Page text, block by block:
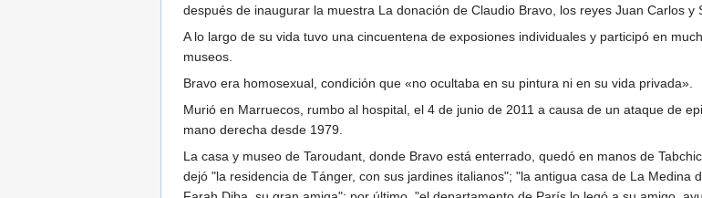
después de inaugurar la muestra La donación de Claudio Bravo, los reyes Juan Carlos
A lo largo de su vida tuvo una cincuentena de exposiones individuales y participó en
museos.
Bravo era homosexual, condición que «no ocultaba en su pintura ni en su vida privada».
Murió en Marruecos, rumbo al hospital, el 4 de junio de 2011 a causa de un ataque de
mano derecha desde 1979.
La casa y museo de Taroudant, donde Bravo está enterrado, quedó en manos de
dejó "la residencia de Tánger, con sus jardines italianos"; "la antigua casa de La